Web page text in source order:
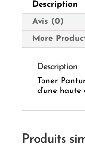
Description
Avis (0)
More
Description
Toner
d’une haute
Produits